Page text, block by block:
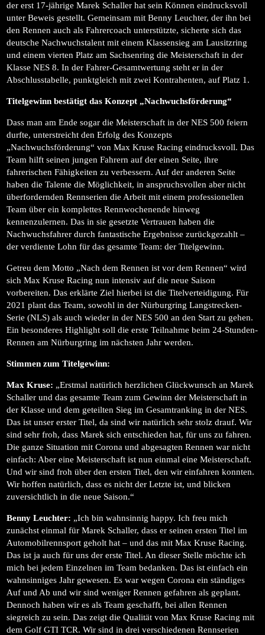
der erst 17-jährige Marek Schaller hat sein Können eindrucksvoll
unter Beweis gestellt. Gemeinsam mit Benny Leuchter, der ihn bei
den Rennen auch als Fahrercoach unterstützte, sicherte sich das
deutsche Nachwuchstalent mit einem Klassensieg am Lausitzring
und einem vierten Platz am Sachsenring die Meisterschaft in der
Klasse NES 8. In der Fahrer-Gesamtwertung steht er in der
Abschlusstabelle, punktgleich mit zwei Kontrahenten, auf Platz 1.
Titelgewinn bestätigt das Konzept „Nachwuchsförderung“
Dass man am Ende sogar die Meisterschaft in der NES 500 feiern
durfte, unterstreicht den Erfolg des Konzepts
„Nachwuchsförderung“ von Max Kruse Racing eindrucksvoll. Das
Team hilft seinen jungen Fahrern auf der einen Seite, ihre
fahrerischen Fähigkeiten zu verbessern. Auf der anderen Seite
haben die Talente die Möglichkeit, in anspruchsvollen aber nicht
überfordernden Rennserien die Arbeit mit einem professionellen
Team über ein komplettes Rennwochenende hinweg
kennenzulernen. Das in sie gesetzte Vertrauen haben die
Nachwuchsfahrer durch fantastische Ergebnisse zurückgezahlt –
der verdiente Lohn für das gesamte Team: der Titelgewinn.
Getreu dem Motto „Nach dem Rennen ist vor dem Rennen“ wird
sich Max Kruse Racing nun intensiv auf die neue Saison
vorbereiten. Das erklärte Ziel hierbei ist die Titelverteidigung. Für
2021 plant das Team, sowohl in der Nürburgring Langstrecken-
Serie (NLS) als auch wieder in der NES 500 an den Start zu gehen.
Ein besonderes Highlight soll die erste Teilnahme beim 24-Stunden-
Rennen am Nürburgring im nächsten Jahr werden.
Stimmen zum Titelgewinn:
Max Kruse: „Erstmal natürlich herzlichen Glückwunsch an Marek
Schaller und das gesamte Team zum Gewinn der Meisterschaft in
der Klasse und dem geteilten Sieg im Gesamtranking in der NES.
Das ist unser erster Titel, da sind wir natürlich sehr stolz drauf. Wir
sind sehr froh, dass Marek sich entschieden hat, für uns zu fahren.
Die ganze Situation mit Corona und abgesagten Rennen war nicht
einfach: Aber eine Meisterschaft ist nun einmal eine Meisterschaft.
Und wir sind froh über den ersten Titel, den wir einfahren konnten.
Wir hoffen natürlich, dass es nicht der Letzte ist, und blicken
zuversichtlich in die neue Saison.“
Benny Leuchter: „Ich bin wahnsinnig happy. Ich freu mich
zunächst einmal für Marek Schaller, dass er seinen ersten Titel im
Automobilrennsport geholt hat – und das mit Max Kruse Racing.
Das ist ja auch für uns der erste Titel. An dieser Stelle möchte ich
mich bei jedem Einzelnen im Team bedanken. Das ist einfach ein
wahnsinniges Jahr gewesen. Es war wegen Corona ein ständiges
Auf und Ab und wir sind weniger Rennen gefahren als geplant.
Dennoch haben wir es als Team geschafft, bei allen Rennen
siegreich zu sein. Das zeigt die Qualität von Max Kruse Racing mit
dem Golf GTI TCR. Wir sind in drei verschiedenen Rennserien